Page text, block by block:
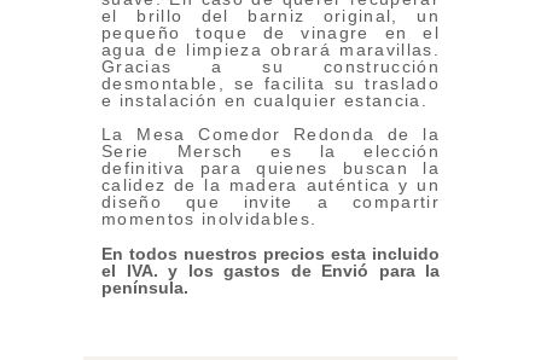
el brillo del barniz original, un
pequeño toque de vinagre en el
agua de limpieza obrará maravillas.
Gracias a su construcción
desmontable, se facilita su traslado
e instalación en cualquier estancia.
La Mesa Comedor Redonda de la
Serie Mersch es la elección
definitiva para quienes buscan la
calidez de la madera auténtica y un
diseño que invite a compartir
momentos inolvidables.
En todos nuestros precios esta incluido
el IVA. y los gastos de Envió para la
península.